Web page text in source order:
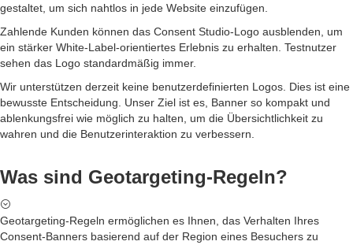
gestaltet, um sich nahtlos in jede Website einzufügen.
Zahlende Kunden können das Consent Studio-Logo ausblenden, um
ein stärker White-Label-orientiertes Erlebnis zu erhalten. Testnutzer
sehen das Logo standardmäßig immer.
Wir unterstützen derzeit keine benutzerdefinierten Logos. Dies ist eine
bewusste Entscheidung. Unser Ziel ist es, Banner so kompakt und
ablenkungsfrei wie möglich zu halten, um die Übersichtlichkeit zu
wahren und die Benutzerinteraktion zu verbessern.
Was sind Geotargeting-Regeln?
Geotargeting-Regeln ermöglichen es Ihnen, das Verhalten Ihres
Consent-Banners basierend auf der Region eines Besuchers zu